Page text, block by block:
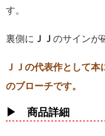
す。
裏側に ＪＪ のサインが
ＪＪの代表作として
のブローチです。
▶ 商品詳細